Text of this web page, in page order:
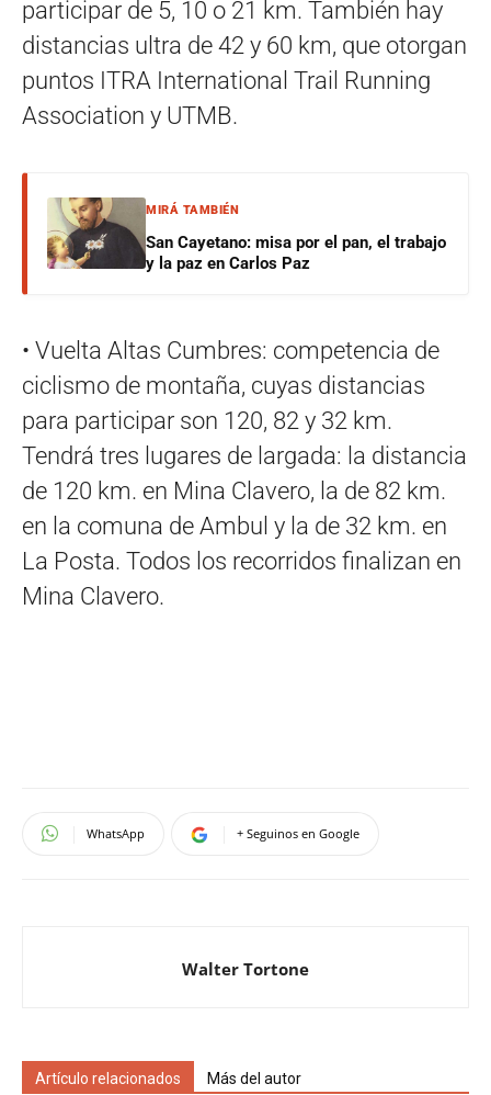
participar de 5, 10 o 21 km. También hay
distancias ultra de 42 y 60 km, que otorgan
puntos ITRA International Trail Running
Association y UTMB.
MIRÁ TAMBIÉN
San Cayetano: misa por el pan, el trabajo
y la paz en Carlos Paz
• Vuelta Altas Cumbres: competencia de
ciclismo de montaña, cuyas distancias
para participar son 120, 82 y 32 km.
Tendrá tres lugares de largada: la distancia
de 120 km. en Mina Clavero, la de 82 km.
en la comuna de Ambul y la de 32 km. en
La Posta. Todos los recorridos finalizan en
Mina Clavero.
WhatsApp + Seguinos en Google
Walter Tortone
Artículo relacionados Más del autor